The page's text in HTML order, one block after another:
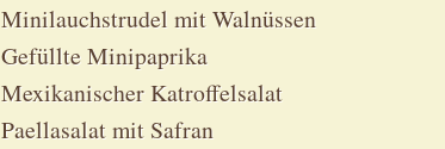
Minilauchstrudel mit Walnüssen
Gefüllte Minipaprika
Mexikanischer Katroffelsalat
Paellasalat mit Safran